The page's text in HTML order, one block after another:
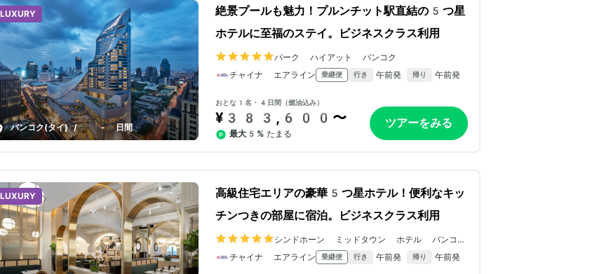
LUXURY
バンコク(タイ) / 4-8日間
絶景プールも魅力！プルンチット駅直結の5つ星
ホテルに至福のステイ。ビジネスクラス利用
パーク ハイアット バンコク
チャイナ エアライン
乗継便 行き 午前発 帰り 午前発
おとな1名・4日間（燃油込み）
¥383,600〜
最大5% たまる
ツアーをみる
LUXURY
高級住宅エリアの豪華5つ星ホテル！便利なキッ
チンつきの部屋に宿泊。ビジネスクラス利用
シンドホーン ミッドタウン ホテル バンコク
ヴィグネット コレクション IHG ホテル
チャイナ エアライン 乗継便 行き 午前発 帰り 午前発